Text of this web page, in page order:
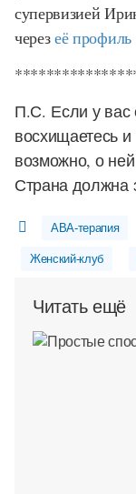
супервизией
черезеё профиль
П.С. Если у вас
восхищаетесь
возможно, о
Страна должна
АВА-терапия
Женский-клуб
Читать ещё